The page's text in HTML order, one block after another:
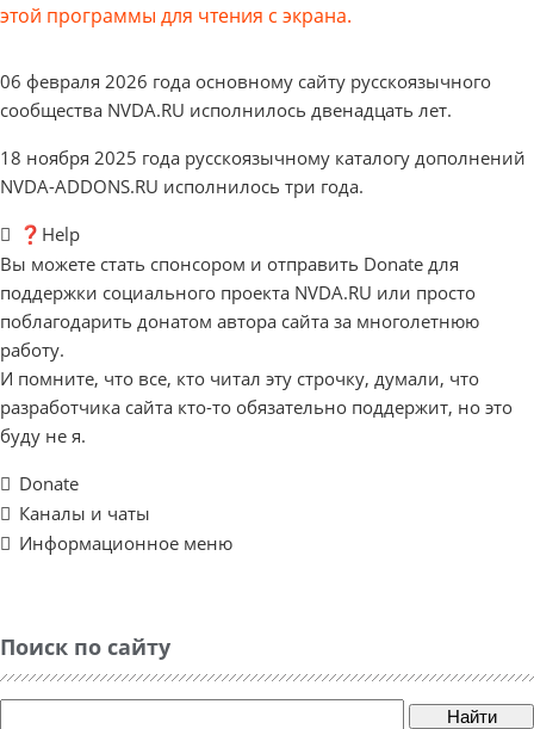
этой программы для чтения с экрана.
06 февраля 2026 года основному сайту русскоязычного
сообщества NVDA.RU исполнилось двенадцать лет.
18 ноября 2025 года русскоязычному каталогу дополнений
NVDA-ADDONS.RU исполнилось три года.
❓Help
Вы можете стать спонсором и отправить Donate для
поддержки социального проекта NVDA.RU или просто
поблагодарить донатом автора сайта за многолетнюю
работу.
И помните, что все, кто читал эту строчку, думали, что
разработчика сайта кто-то обязательно поддержит, но это
буду не я.
Donate
Каналы и чаты
Информационное меню
Поиск по сайту
Найти